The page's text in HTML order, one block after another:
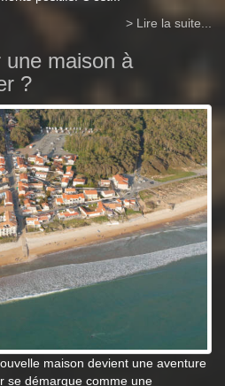
> Lire la suite...
une maison à
?
maison devient une aventure
se démarque comme une